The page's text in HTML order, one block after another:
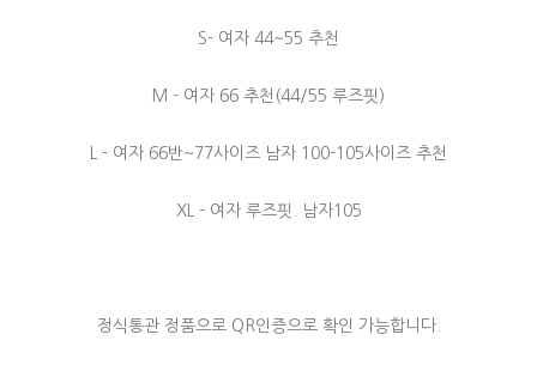
S- 여자 44~55 추천
M - 여자 66 추천(44/55 루즈핏)
L - 여자 66반~77사이즈 남자 100-105사이즈 추천
XL - 여자 루즈핏. 남자105
정식통관 정품으로 QR인증으로 확인 가능합니다.